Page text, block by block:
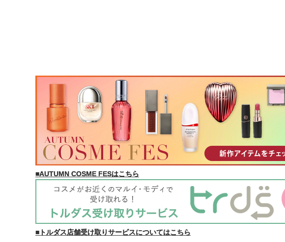
■AUTUMN COSME FESはこちら
■トルダス店舗受け取りサービスについてはこちら